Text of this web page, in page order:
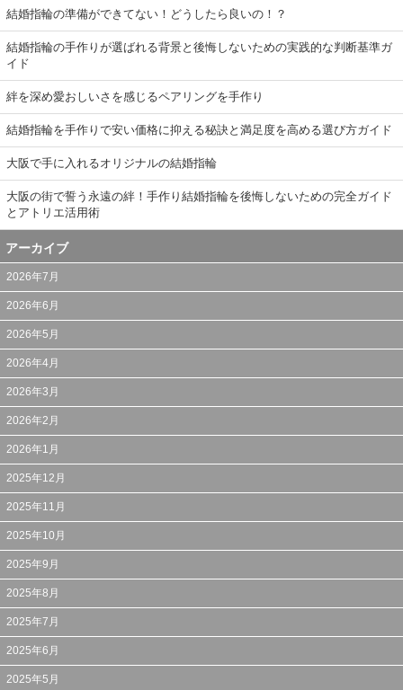
結婚指輪の準備ができてない！どうしたら良いの！？
結婚指輪の手作りが選ばれる背景と後悔しないための実践的な判断基準ガ
イド
絆を深め愛おしいさを感じるペアリングを手作り
結婚指輪を手作りで安い価格に抑える秘訣と満足度を高める選び方ガイド
大阪で手に入れるオリジナルの結婚指輪
大阪の街で誓う永遠の絆！手作り結婚指輪を後悔しないための完全ガイド
とアトリエ活用術
アーカイブ
2026年7月
2026年6月
2026年5月
2026年4月
2026年3月
2026年2月
2026年1月
2025年12月
2025年11月
2025年10月
2025年9月
2025年8月
2025年7月
2025年6月
2025年5月